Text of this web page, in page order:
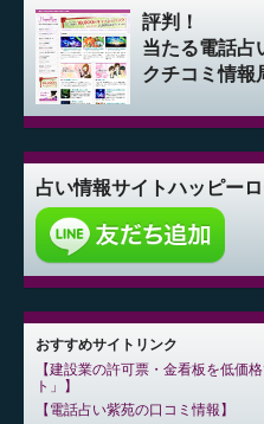
評判！
当たる電話占
クチコミ情報
占い情報サイトハッピー
おすすめサイトリンク
建設業の許可票・金看板を低価
ト」
電話占い紫苑の口コミ情報